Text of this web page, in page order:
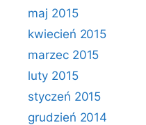
maj 2015
kwiecień 2015
marzec 2015
luty 2015
styczeń 2015
grudzień 2014